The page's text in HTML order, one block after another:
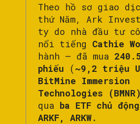
Theo hồ sơ giao
thứ Năm, Ark
ty do nhà đầu tư
nổi tiếng Cathie
hành — đã mua
phiếu (~9,2 triệu
BitMine Immersion
Technologies (BMNR)
qua ba ETF chủ động
ARKF, ARKW.